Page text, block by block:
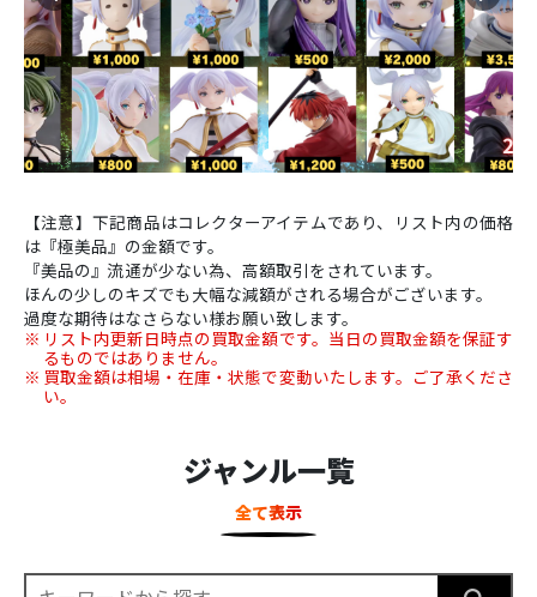
【注意】下記商品はコレクターアイテムであり、リスト内の価格
は『極美品』の金額です。
『美品の』流通が少ない為、高額取引をされています。
ほんの少しのキズでも大幅な減額がされる場合がございます。
過度な期待はなさらない様お願い致します。
リスト内更新日時点の買取金額です。当日の買取金額を保証す
るものではありません。
買取金額は相場・在庫・状態で変動いたします。ご了承くださ
い。
ジャンル一覧
全て表示